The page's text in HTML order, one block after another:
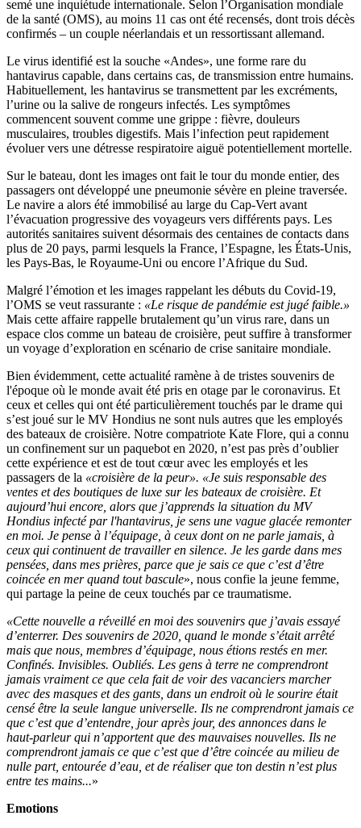
semé une inquiétude internationale. Selon l’Organisation mondiale
de la santé (OMS), au moins 11 cas ont été recensés, dont trois décès
confirmés – un couple néerlandais et un ressortissant allemand.
Le virus identifié est la souche «Andes», une forme rare du
hantavirus capable, dans certains cas, de transmission entre humains.
Habituellement, les hantavirus se transmettent par les excréments,
l’urine ou la salive de rongeurs infectés. Les symptômes
commencent souvent comme une grippe : fièvre, douleurs
musculaires, troubles digestifs. Mais l’infection peut rapidement
évoluer vers une détresse respiratoire aiguë potentiellement mortelle.
Sur le bateau, dont les images ont fait le tour du monde entier, des
passagers ont développé une pneumonie sévère en pleine traversée.
Le navire a alors été immobilisé au large du Cap-Vert avant
l’évacuation progressive des voyageurs vers différents pays. Les
autorités sanitaires suivent désormais des centaines de contacts dans
plus de 20 pays, parmi lesquels la France, l’Espagne, les États-Unis,
les Pays-Bas, le Royaume-Uni ou encore l’Afrique du Sud.
Malgré l’émotion et les images rappelant les débuts du Covid-19,
l’OMS se veut rassurante : «Le risque de pandémie est jugé faible.»
Mais cette affaire rappelle brutalement qu’un virus rare, dans un
espace clos comme un bateau de croisière, peut suffire à transformer
un voyage d’exploration en scénario de crise sanitaire mondiale.
Bien évidemment, cette actualité ramène à de tristes souvenirs de
l'époque où le monde avait été pris en otage par le coronavirus. Et
ceux et celles qui ont été particulièrement touchés par le drame qui
s’est joué sur le MV Hondius ne sont nuls autres que les employés
des bateaux de croisière. Notre compatriote Kate Flore, qui a connu
un confinement sur un paquebot en 2020, n’est pas près d’oublier
cette expérience et est de tout cœur avec les employés et les
passagers de la «croisière de la peur». «Je suis responsable des
ventes et des boutiques de luxe sur les bateaux de croisière. Et
aujourd’hui encore, alors que j’apprends la situation du MV
Hondius infecté par l'hantavirus, je sens une vague glacée remonter
en moi. Je pense à l’équipage, à ceux dont on ne parle jamais, à
ceux qui continuent de travailler en silence. Je les garde dans mes
pensées, dans mes prières, parce que je sais ce que c’est d’être
coincée en mer quand tout bascule», nous confie la jeune femme,
qui partage la peine de ceux touchés par ce traumatisme.
«Cette nouvelle a réveillé en moi des souvenirs que j’avais essayé
d’enterrer. Des souvenirs de 2020, quand le monde s’était arrêté
mais que nous, membres d’équipage, nous étions restés en mer.
Confinés. Invisibles. Oubliés. Les gens à terre ne comprendront
jamais vraiment ce que cela fait de voir des vacanciers marcher
avec des masques et des gants, dans un endroit où le sourire était
censé être la seule langue universelle. Ils ne comprendront jamais ce
que c’est que d’entendre, jour après jour, des annonces dans le
haut-parleur qui n’apportent que des mauvaises nouvelles. Ils ne
comprendront jamais ce que c’est que d’être coincée au milieu de
nulle part, entourée d’eau, et de réaliser que ton destin n’est plus
entre tes mains...»
Emotions